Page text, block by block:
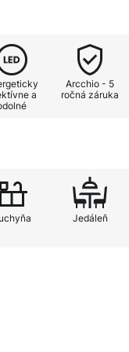
navyše osvetľovať
svietidla je
bodové svetlá
ale aj do
a
Arcchio - 5
ročná záruka
Jedáleň